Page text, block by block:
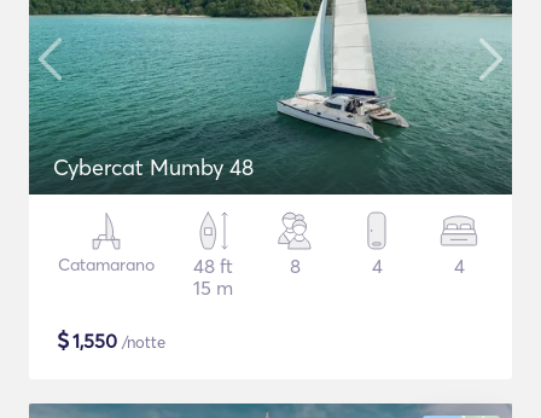
Cybercat Mumby 48
Catamarano
48 ft
15 m
8 4 4
$1,550 /notte